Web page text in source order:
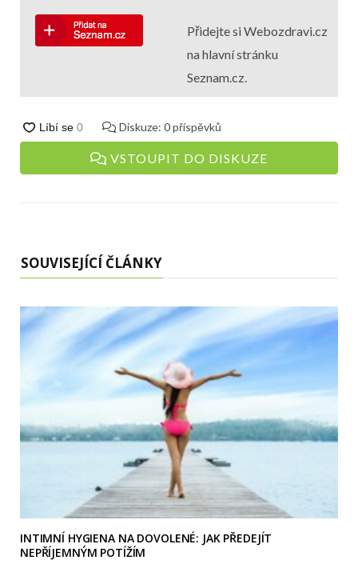
Přidejte si Webozdravi.cz
na hlavní stránku
Seznam.cz.
Diskuze: 0příspěvků
VSTOUPIT DO DISKUZE
SOUVISEJÍCÍ ČLÁNKY
INTIMNÍ HYGIENA NA DOVOLENÉ: JAK PŘEDEJÍT
NEPŘÍJEMNÝM POTÍŽÍM